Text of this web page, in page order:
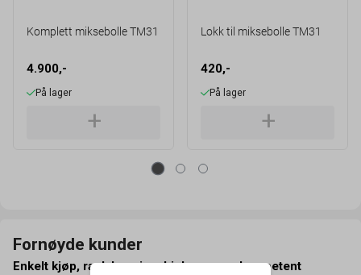
Komplett miksebolle TM31
4.900,-
På lager
Lokk til miksebolle TM31
420,-
På lager
Fornøyde kunder
Enkelt kjøp, rask levering, hjelpsom og kompetent